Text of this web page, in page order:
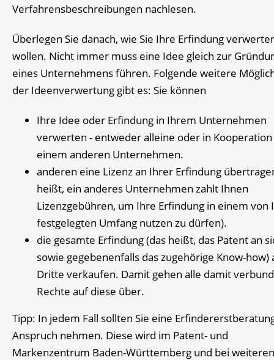
Verfahrensbeschreibungen nachlesen.
Überlegen Sie danach, wie Sie Ihre Erfindung
wollen. Nicht immer muss eine Idee gleich zur
eines Unternehmens führen. Folgende weitere
der Ideenverwertung gibt es: Sie können
Ihre Idee oder Erfindung in Ihrem Unternehmen
verwerten - entweder alleine oder in
einem anderen Unternehmen.
anderen eine Lizenz an Ihrer Erfindung
heißt, ein anderes Unternehmen zahlt Ihnen
Lizenzgebühren, um Ihre Erfindung in einem von
festgelegten Umfang nutzen zu dürfen).
die gesamte Erfindung (das heißt, das Patent an
sowie gegebenenfalls das zugehörige Know-how)
Dritte verkaufen. Damit gehen alle damit
Rechte auf diese über.
Tipp: In jedem Fall sollten Sie eine
Anspruch nehmen. Diese wird im Patent- und
Markenzentrum Baden-Württemberg und bei weiteren